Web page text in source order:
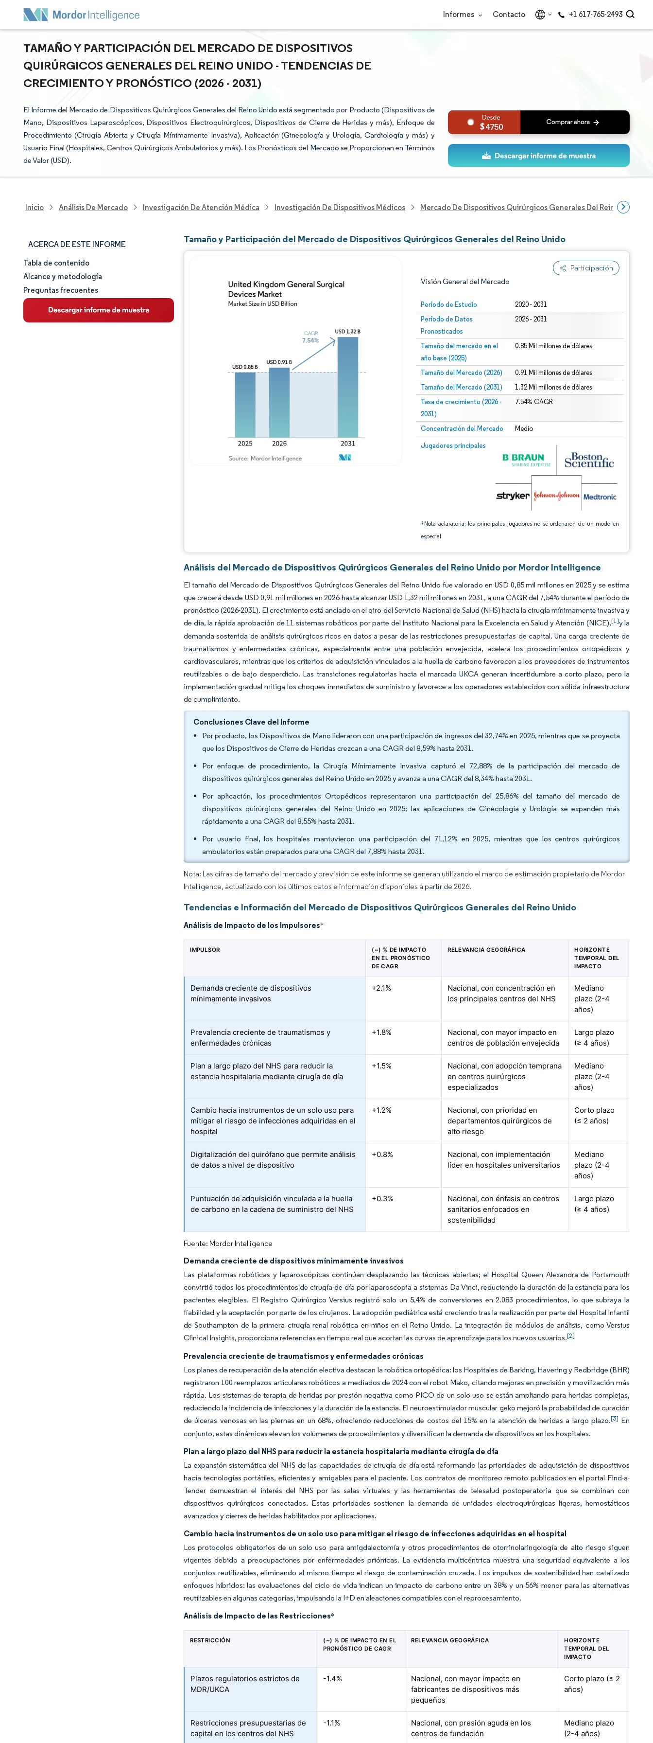
Informes Contacto +1 617-765-2493
TAMAÑO Y PARTICIPACIÓN DEL MERCADO DE DISPOSITIVOS
QUIRÚRGICOS GENERALES DEL REINO UNIDO - TENDENCIAS DE
CRECIMIENTO Y PRONÓSTICO (2026 - 2031)
El Informe del Mercado de Dispositivos Quirúrgicos Generales del Reino Unido está segmentado por Producto (Dispositivos de
Mano, Dispositivos Laparoscópicos, Dispositivos Electroquirúrgicos, Dispositivos de Cierre de Heridas y más), Enfoque de
Procedimiento (Cirugía Abierta y Cirugía Mínimamente Invasiva), Aplicación (Ginecología y Urología, Cardiología y más) y
Usuario Final (Hospitales, Centros Quirúrgicos Ambulatorios y más). Los Pronósticos del Mercado se Proporcionan en Términos
de Valor (USD).
4750
Inicio Análisis De Mercado Investigación De Atención Médica Investigación De Dispositivos Médicos Mercado De Dispositivos Quirúrgicos Generales Del Reino Unido
ACERCA DE ESTE INFORME
Tamaño y cuota de mercado
Análisis de mercado
Tendencias e ideas
Tabla de contenido
Alcance y metodología
Preguntas frecuentes
Tamaño y Participación del Mercado de Dispositivos Quirúrgicos Generales del Reino Unido
Participación
Visión General del Mercado
Período de Estudio 2020 - 2031
Período de Datos
Pronosticados
2026 - 2031
Tamaño del mercado en el
año base (2025)
0.85 Mil millones de dólares
Tamaño del Mercado (2026) 0.91 Mil millones de dólares
Tamaño del Mercado (2031) 1.32 Mil millones de dólares
Tasa de crecimiento (2026 -
2031)
7.54% CAGR
Concentración del Mercado Medio
Jugadores principales
*Nota aclaratoria: los principales jugadores no se ordenaron de un modo en
especial
Imagen © Mordor Intelligence. El uso requiere atribución según CC BY 4.0.
Imagen © Mordor Intelligence. El uso requiere atribución según CC BY 4.0.
Análisis del Mercado de Dispositivos Quirúrgicos Generales del Reino Unido por Mordor Intelligence
El tamaño del Mercado de Dispositivos Quirúrgicos Generales del Reino Unido fue valorado en USD 0,85 mil millones en 2025 y se estima
que crecerá desde USD 0,91 mil millones en 2026 hasta alcanzar USD 1,32 mil millones en 2031, a una CAGR del 7,54% durante el período de
pronóstico (2026-2031). El crecimiento está anclado en el giro del Servicio Nacional de Salud (NHS) hacia la cirugía mínimamente invasiva y
de día, la rápida aprobación de 11 sistemas robóticos por parte del Instituto Nacional para la Excelencia en Salud y Atención (NICE),[1]y la
demanda sostenida de análisis quirúrgicos ricos en datos a pesar de las restricciones presupuestarias de capital. Una carga creciente de
traumatismos y enfermedades crónicas, especialmente entre una población envejecida, acelera los procedimientos ortopédicos y
cardiovasculares, mientras que los criterios de adquisición vinculados a la huella de carbono favorecen a los proveedores de instrumentos
reutilizables o de bajo desperdicio. Las transiciones regulatorias hacia el marcado UKCA generan incertidumbre a corto plazo, pero la
implementación gradual mitiga los choques inmediatos de suministro y favorece a los operadores establecidos con sólida infraestructura
de cumplimiento.
Conclusiones Clave del Informe
Por producto, los Dispositivos de Mano lideraron con una participación de ingresos del 32,74% en 2025, mientras que se proyecta
que los Dispositivos de Cierre de Heridas crezcan a una CAGR del 8,59% hasta 2031.
Por enfoque de procedimiento, la Cirugía Mínimamente Invasiva capturó el 72,88% de la participación del mercado de
dispositivos quirúrgicos generales del Reino Unido en 2025 y avanza a una CAGR del 8,34% hasta 2031.
Por aplicación, los procedimientos Ortopédicos representaron una participación del 25,86% del tamaño del mercado de
dispositivos quirúrgicos generales del Reino Unido en 2025; las aplicaciones de Ginecología y Urología se expanden más
rápidamente a una CAGR del 8,55% hasta 2031.
Por usuario final, los hospitales mantuvieron una participación del 71,12% en 2025, mientras que los centros quirúrgicos
ambulatorios están preparados para una CAGR del 7,88% hasta 2031.
Nota: Las cifras de tamaño del mercado y previsión de este informe se generan utilizando el marco de estimación propietario de Mordor
Intelligence, actualizado con los últimos datos e información disponibles a partir de 2026.
Tendencias e Información del Mercado de Dispositivos Quirúrgicos Generales del Reino Unido
Análisis de Impacto de los Impulsores*
IMPULSOR
(~) % DE IMPACTO
EN EL PRONÓSTICO
DE CAGR
RELEVANCIA GEOGRÁFICA
HORIZONTE
TEMPORAL DEL
IMPACTO
Demanda creciente de dispositivos
mínimamente invasivos
+2.1%
Nacional, con concentración en
los principales centros del NHS
Mediano
plazo (2-4
años)
Prevalencia creciente de traumatismos y
enfermedades crónicas
+1.8%
Nacional, con mayor impacto en
centros de población envejecida
Largo plazo
(≥ 4 años)
Plan a largo plazo del NHS para reducir la
estancia hospitalaria mediante cirugía de día
+1.5%
Nacional, con adopción temprana
en centros quirúrgicos
especializados
Mediano
plazo (2-4
años)
Cambio hacia instrumentos de un solo uso para
mitigar el riesgo de infecciones adquiridas en el
hospital
+1.2%
Nacional, con prioridad en
departamentos quirúrgicos de
alto riesgo
Corto plazo
(≤ 2 años)
Digitalización del quirófano que permite análisis
de datos a nivel de dispositivo
+0.8%
Nacional, con implementación
líder en hospitales universitarios
Mediano
plazo (2-4
años)
Puntuación de adquisición vinculada a la huella
de carbono en la cadena de suministro del NHS
+0.3%
Nacional, con énfasis en centros
sanitarios enfocados en
sostenibilidad
Largo plazo
(≥ 4 años)
Fuente: Mordor Intelligence
Demanda creciente de dispositivos mínimamente invasivos
Las plataformas robóticas y laparoscópicas continúan desplazando las técnicas abiertas; el Hospital Queen Alexandra de Portsmouth
convirtió todos los procedimientos de cirugía de día por laparoscopia a sistemas Da Vinci, reduciendo la duración de la estancia para los
pacientes elegibles. El Registro Quirúrgico Versius registró solo un 5,4% de conversiones en 2.083 procedimientos, lo que subraya la
fiabilidad y la aceptación por parte de los cirujanos. La adopción pediátrica está creciendo tras la realización por parte del Hospital Infantil
de Southampton de la primera cirugía renal robótica en niños en el Reino Unido. La integración de módulos de análisis, como Versius
Clinical Insights, proporciona referencias en tiempo real que acortan las curvas de aprendizaje para los nuevos usuarios.[2]
Prevalencia creciente de traumatismos y enfermedades crónicas
Los planes de recuperación de la atención electiva destacan la robótica ortopédica: los Hospitales de Barking, Havering y Redbridge (BHR)
registraron 100 reemplazos articulares robóticos a mediados de 2024 con el robot Mako, citando mejoras en precisión y movilización más
rápida. Los sistemas de terapia de heridas por presión negativa como PICO de un solo uso se están ampliando para heridas complejas,
reduciendo la incidencia de infecciones y la duración de la estancia. El neuroestimulador muscular geko mejoró la probabilidad de curación
de úlceras venosas en las piernas en un 68%, ofreciendo reducciones de costos del 15% en la atención de heridas a largo plazo.[3] En
conjunto, estas dinámicas elevan los volúmenes de procedimientos y diversifican la demanda de dispositivos en los hospitales.
Plan a largo plazo del NHS para reducir la estancia hospitalaria mediante cirugía de día
La expansión sistemática del NHS de las capacidades de cirugía de día está reformando las prioridades de adquisición de dispositivos
hacia tecnologías portátiles, eficientes y amigables para el paciente. Los contratos de monitoreo remoto publicados en el portal Find-a-
Tender demuestran el interés del NHS por las salas virtuales y las herramientas de telesalud postoperatoria que se combinan con
dispositivos quirúrgicos conectados. Estas prioridades sostienen la demanda de unidades electroquirúrgicas ligeras, hemostáticos
avanzados y cierres de heridas habilitados por aplicaciones.
Cambio hacia instrumentos de un solo uso para mitigar el riesgo de infecciones adquiridas en el hospital
Los protocolos obligatorios de un solo uso para amigdalectomía y otros procedimientos de otorrinolaringología de alto riesgo siguen
vigentes debido a preocupaciones por enfermedades priónicas. La evidencia multicéntrica muestra una seguridad equivalente a los
conjuntos reutilizables, eliminando al mismo tiempo el riesgo de contaminación cruzada. Los impulsos de sostenibilidad han catalizado
enfoques híbridos: las evaluaciones del ciclo de vida indican un impacto de carbono entre un 38% y un 56% menor para las alternativas
reutilizables en algunas categorías, impulsando la I+D en aleaciones compatibles con el reprocesamiento.
Análisis de Impacto de las Restricciones*
RESTRICCIÓN
(~) % DE IMPACTO EN EL
PRONÓSTICO DE CAGR
RELEVANCIA GEOGRÁFICA
HORIZONTE
TEMPORAL DEL
IMPACTO
Plazos regulatorios estrictos de
MDR/UKCA
-1.4%
Nacional, con mayor impacto en
fabricantes de dispositivos más
pequeños
Corto plazo (≤ 2
años)
Restricciones presupuestarias de
capital en los centros del NHS
-1.1%
Nacional, con presión aguda en los
centros de fundación
Mediano plazo
(2-4 años)